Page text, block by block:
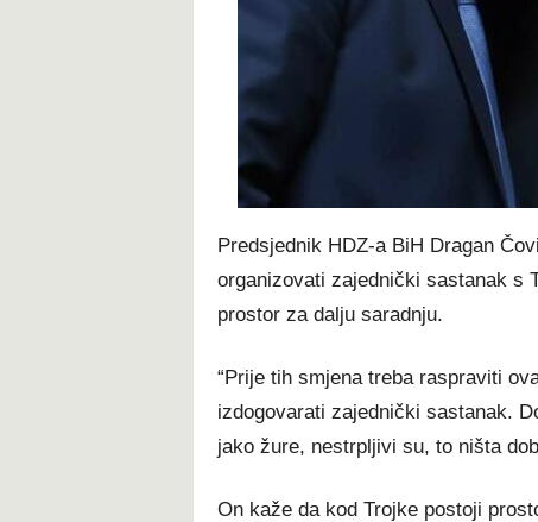
Predsjednik HDZ-a BiH Dragan
organizovati zajednički sastanak s
prostor za dalju saradnju.
“Prije tih smjena treba raspraviti
izdogovarati zajednički sastanak.
jako žure, nestrpljivi su, to ništa
On kaže da kod Trojke postoji